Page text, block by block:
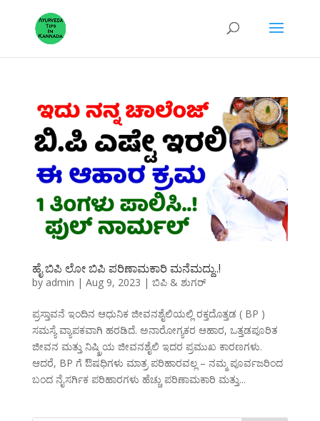
ಹೈ ಬಿಪಿ ಲೋ ಬಿಪಿ ಪರಿಣಾಮಕಾರಿ ಮನೆಮದ್ದು..!
by admin | Aug 9, 2023 | ಬಿಪಿ & ಶುಗರ್
ಪ್ರಸ್ತಾವನೆ ಇಂದಿನ ಆಧುನಿಕ ಜೀವನಶೈಲಿಯಲ್ಲಿ ರಕ್ತದೊತ್ತಡ ( BP )
ಸಮಸ್ಯೆ ವ್ಯಾಪಕವಾಗಿ ಹರಡಿದೆ. ಅನಾರೋಗ್ಯಕರ ಆಹಾರ, ಒತ್ತಡಪೂರಿತ
ಜೀವನ ಮತ್ತು ನಿಷ್ಕ್ರಿಯ ಜೀವನಶೈಲಿ ಇದರ ಪ್ರಮುಖ ಕಾರಣಗಳು.
ಆದರೆ, BP ಗೆ ಔಷಧಿಗಳು ಮಾತ್ರ ಪರಿಹಾರವಲ್ಲ – ನಮ್ಮ ಪೂರ್ವಜರಿಂದ
ಬಂದ ನೈಸರ್ಗಿಕ ಪರಿಹಾರಗಳು ಹೆಚ್ಚು ಪರಿಣಾಮಕಾರಿ ಮತ್ತು...